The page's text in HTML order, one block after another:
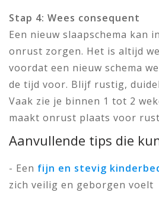
Stap 4: Wees consequent
Een nieuw slaapschema kan
onrust zorgen. Het is altijd
voordat een nieuw schema
de tijd voor. Blijf rustig,
Vaak zie je binnen 1 tot 2
maakt onrust plaats voor
Aanvullende tips die
- Een fijn en stevig
zich veilig en geborgen voelt